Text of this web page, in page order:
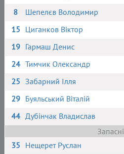
8
Шепелєв Володимир
15 Циганков Віктор
19 Гармаш Денис
24 Тимчик Олександр
25 Забарний Ілля
29 Буяльський Віталій
44 Дубінчак Владислав
Запасні
35 Нещерет Руслан